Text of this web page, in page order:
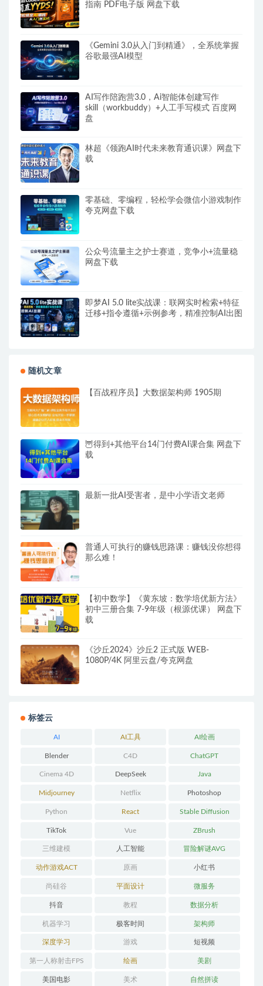
指南 PDF电子版 网盘下载
《Gemini 3.0从入门到精通》，全系统掌握
谷歌最强AI模型
AI写作陪跑营3.0，Ai智能体创建写作
skill（workbuddy）+人工手写模式 百度网
盘
林超《领跑AI时代未来教育通识课》网盘下
载
零基础、零编程，轻松学会微信小游戏制作
夸克网盘下载
公众号流量主之护士赛道，竞争小+流量稳
网盘下载
即梦AI 5.0 lite实战课：联网实时检索+特征
迁移+指令遵循+示例参考，精准控制AI出图
随机文章
【百战程序员】大数据架构师 1905期
🦉得到+其他平台14门付费AI课合集 网盘下
载
最新一批AI受害者，是中小学语文老师
普通人可执行的赚钱思路课：赚钱没你想得
那么难！
【初中数学】《黄东坡：数学培优新方法》
初中三册合集 7-9年级（根源优课） 网盘下
载
《沙丘2024》沙丘2 正式版 WEB-
1080P/4K 阿里云盘/夸克网盘
标签云
AI AI工具 AI绘画
Blender C4D ChatGPT
Cinema 4D DeepSeek Java
Midjourney Netflix Photoshop
Python React Stable Diffusion
TikTok Vue ZBrush
三维建模 人工智能 冒险解谜AVG
动作游戏ACT 原画 小红书
尚硅谷 平面设计 微服务
抖音 教程 数据分析
机器学习 极客时间 架构师
深度学习 游戏 短视频
第一人称射击FPS 绘画 美剧
美国电影 美术 自然拼读